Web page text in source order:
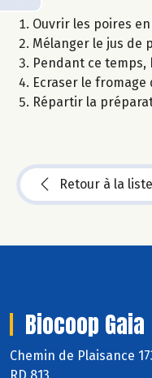
Ouvrir les poires
Mélanger le jus de
Pendant ce temps,
Ecraser le
Répartir la
Retour à la liste
Biocoop Gaia
Chemin de Plaisance
RD 813